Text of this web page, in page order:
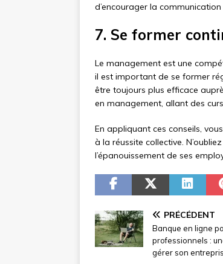
d’encourager la
7. Se former
Le management est une
il est important de se former
être toujours plus efficace
en management, allant des
En appliquant ces conseils,
à la réussite collective.
l’épanouissement de ses
PRÉCÉDENT
Banque en ligne
professionnels :
gérer son